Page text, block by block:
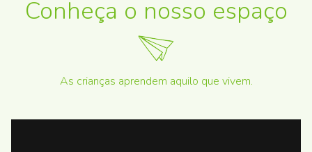
Conheça o nosso espaço
As crianças aprendem aquilo que vivem.